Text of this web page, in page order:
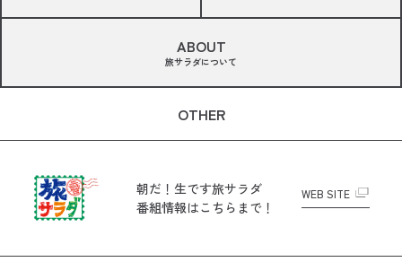
ABOUT
旅サラダについて
OTHER
朝だ！生です旅サラダ
番組情報はこちらまで！
WEB SITE